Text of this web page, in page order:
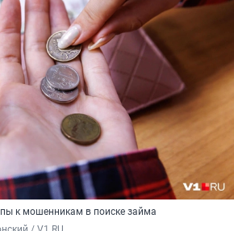
к мошенникам в поиске займа